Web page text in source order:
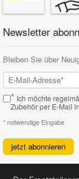
Newsletter
Bleiben Sie über
* Ich möchte
Zubehör per E-Mail
* notwendige Eingabe
jetzt abonnieren